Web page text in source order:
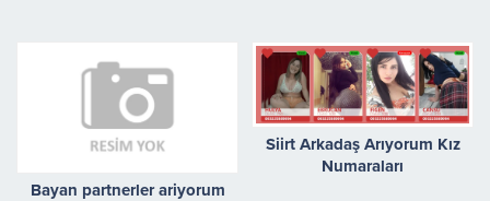
Bayan partnerler ariyorum
Siirt Arkadaş Arıyorum Kız
Numaraları